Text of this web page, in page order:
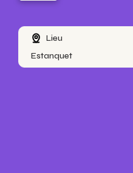
Lieu
Estanquet